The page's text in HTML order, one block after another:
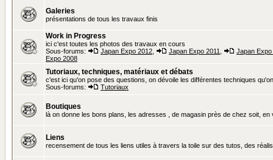
Galeries
présentations de tous les travaux finis
Work in Progress
ici c'est toutes les photos des travaux en cours
Sous-forums:
Japan Expo 2012 Japan Expo 2011
Japan Expo
Expo 2008
Tutoriaux, techniques, matériaux et débats
c'est ici qu'on pose des questions, on dévoile les différentes techniques
Sous-forums:
Tutoriaux
Boutiques
là on donne les bons plans, les adresses , de magasin près de chez soit, en
Liens
recensement de tous les liens utiles à travers la toile sur des tutos, des